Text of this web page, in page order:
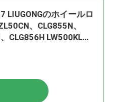
LIUGONGのホイールロ
、CLG855N、
CLG856H LW500KL掘